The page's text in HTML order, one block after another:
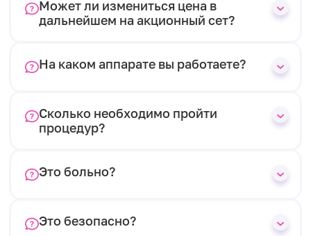
Может ли измениться цена в
дальнейшем на акционный сет?
На каком аппарате вы работаете?
Сколько необходимо пройти
процедур?
Это больно?
Это безопасно?